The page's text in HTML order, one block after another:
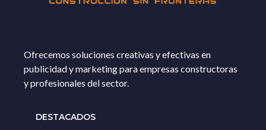
Ofrecemos soluciones creativas y efectivas en
publicidad y marketing para empresas constructoras
y profesionales del sector.
DESTACADOS